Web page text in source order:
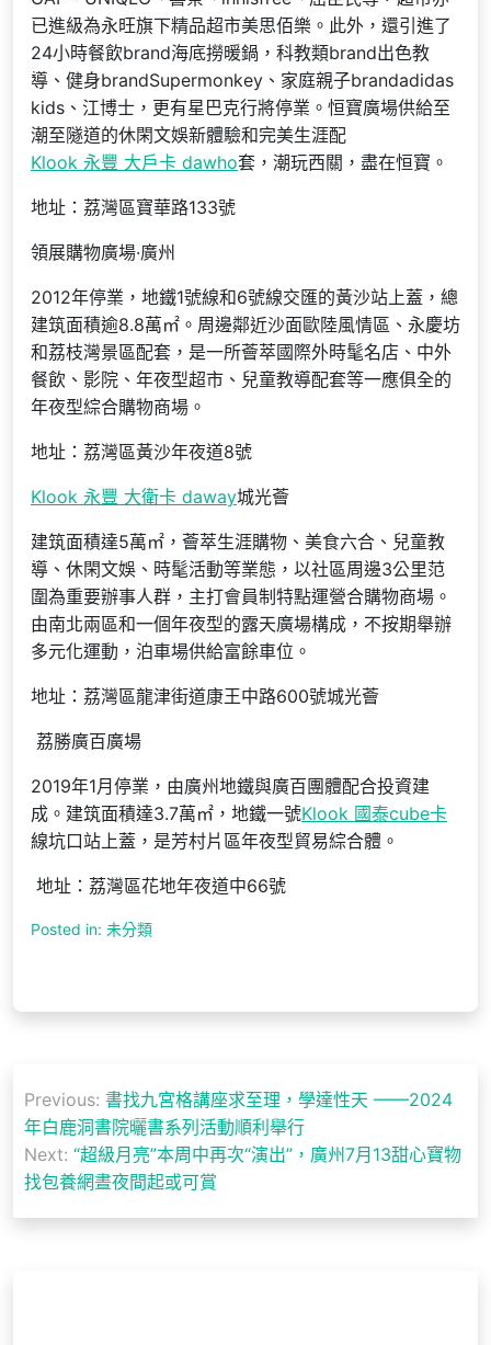
已進級為永旺旗下精品超市美思佰樂。此外，還引進了
24小時餐飲brand海底撈暖鍋，科教類brand出色教
導、健身brandSupermonkey、家庭親子brandadidas
kids、江博士，更有星巴克行將停業。恒寶廣場供給至
潮至隧道的休閑文娛新體驗和完美生涯配
Klook 永豐 大戶卡 dawho套，潮玩西關，盡在恒寶。
地址：荔灣區寶華路133號
領展購物廣場·廣州
2012年停業，地鐵1號線和6號線交匯的黃沙站上蓋，總
建筑面積逾8.8萬㎡。周邊鄰近沙面歐陸風情區、永慶坊
和荔枝灣景區配套，是一所薈萃國際外時髦名店、中外
餐飲、影院、年夜型超市、兒童教導配套等一應俱全的
年夜型綜合購物商場。
地址：荔灣區黃沙年夜道8號
Klook 永豐 大衛卡 daway城光薈
建筑面積達5萬㎡，薈萃生涯購物、美食六合、兒童教
導、休閑文娛、時髦活動等業態，以社區周邊3公里范
圍為重要辦事人群，主打會員制特點運營合購物商場。
由南北兩區和一個年夜型的露天廣場構成，不按期舉辦
多元化運動，泊車場供給富餘車位。
地址：荔灣區龍津街道康王中路600號城光薈
荔勝廣百廣場
2019年1月停業，由廣州地鐵與廣百團體配合投資建
成。建筑面積達3.7萬㎡，地鐵一號Klook 國泰cube卡
線坑口站上蓋，是芳村片區年夜型貿易綜合體。
地址：荔灣區花地年夜道中66號
Posted in: 未分類
章
導
覽
Previous: 書找九宮格講座求至理，學達性天 ——2024
年白鹿洞書院曬書系列活動順利舉行
Next: “超級月亮”本周中再次“演出”，廣州7月13甜心寶物
找包養網晝夜間起或可賞